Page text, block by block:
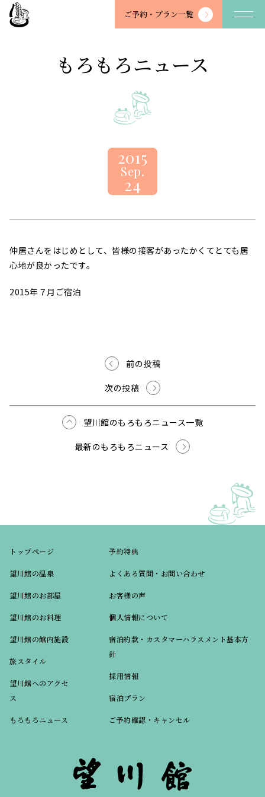
望
川
ご予約・ プラン一覧
もろもろニュース
2015
Sep.
24
仲居さんをはじめとして、皆様の接客があったかくてとても居
心地が良かったです。
2015年７月ご宿泊
前の投稿
次の投稿
望川館のもろもろニュース一覧
最新のもろもろニュース
トップページ
望川館の温泉
望川館のお部屋
望川館のお料理
望川館の館内施設
旅スタイル
望川館へのアクセ
ス
もろもろニュース
予約特典
よくある質問・お問い合わせ
お客様の声
個人情報について
宿泊約款・カスタマーハラスメント基本方
針
採用情報
宿泊プラン
ご予約確認・キャンセル